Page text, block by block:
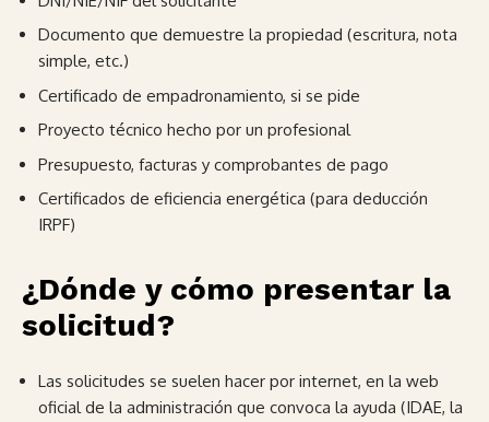
Documento que demuestre la propiedad (escritura, nota
simple, etc.)
Certificado de empadronamiento, si se pide
Proyecto técnico hecho por un profesional
Presupuesto, facturas y comprobantes de pago
Certificados de eficiencia energética (para deducción
IRPF)
¿Dónde y cómo presentar la
solicitud?
Las solicitudes se suelen hacer por internet, en la web
oficial de la administración que convoca la ayuda (IDAE, la